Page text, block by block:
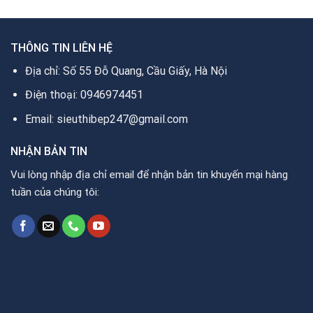
THÔNG TIN LIÊN HỆ
Địa chỉ: Số 55 Đỗ Quang, Cầu Giấy, Hà Nội
Điện thoại: 0946974451
Email: sieuthibep247@gmail.com
NHẬN BẢN TIN
Vui lòng nhập địa chỉ email để nhận bản tin khuyến mại hàng
tuần của chúng tôi: